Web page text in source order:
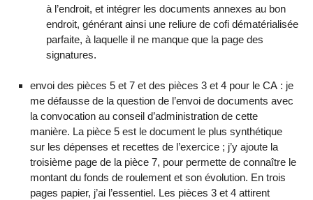
à l’endroit, et intégrer les documents annexes au bon
endroit, générant ainsi une reliure de cofi dématérialisée
parfaite, à laquelle il ne manque que la page des
signatures.
envoi des pièces 5 et 7 et des pièces 3 et 4 pour le CA : je
me défausse de la question de l’envoi de documents avec
la convocation au conseil d’administration de cette
manière. La pièce 5 est le document le plus synthétique
sur les dépenses et recettes de l’exercice ; j’y ajoute la
troisième page de la pièce 7, pour permette de connaître le
montant du fonds de roulement et son évolution. En trois
pages papier, j’ai l’essentiel. Les pièces 3 et 4 attirent